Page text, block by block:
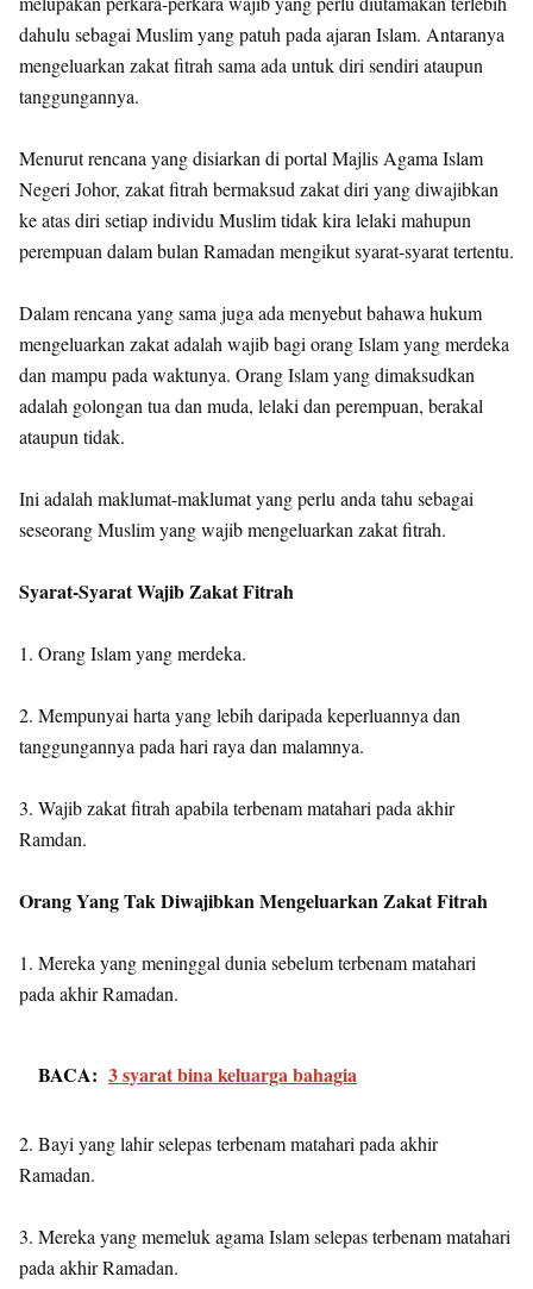
dahulu sebagai Muslim yang patuh pada ajaran Islam. Antaranya
mengeluarkan zakat fitrah sama ada untuk diri sendiri ataupun
tanggungannya.
Menurut rencana yang disiarkan di portal Majlis Agama Islam
Negeri Johor, zakat fitrah bermaksud zakat diri yang diwajibkan
ke atas diri setiap individu Muslim tidak kira lelaki mahupun
perempuan dalam bulan Ramadan mengikut syarat-syarat tertentu.
Dalam rencana yang sama juga ada menyebut bahawa hukum
mengeluarkan zakat adalah wajib bagi orang Islam yang merdeka
dan mampu pada waktunya. Orang Islam yang dimaksudkan
adalah golongan tua dan muda, lelaki dan perempuan, berakal
ataupun tidak.
Ini adalah maklumat-maklumat yang perlu anda tahu sebagai
seseorang Muslim yang wajib mengeluarkan zakat fitrah.
Syarat-Syarat Wajib Zakat Fitrah
1. Orang Islam yang merdeka.
2. Mempunyai harta yang lebih daripada keperluannya dan
tanggungannya pada hari raya dan malamnya.
3. Wajib zakat fitrah apabila terbenam matahari pada akhir
Ramdan.
Orang Yang Tak Diwajibkan Mengeluarkan Zakat Fitrah
1. Mereka yang meninggal dunia sebelum terbenam matahari
pada akhir Ramadan.
BACA: 3 syarat bina keluarga bahagia
2. Bayi yang lahir selepas terbenam matahari pada akhir
Ramadan.
3. Mereka yang memeluk agama Islam selepas terbenam matahari
pada akhir Ramadan.